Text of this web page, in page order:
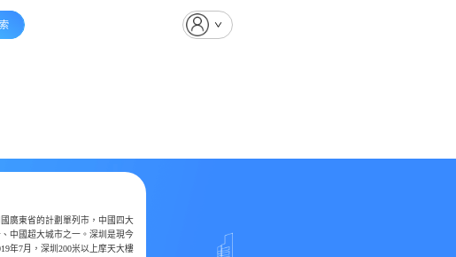
廣東省的計劃單列市，中國四大
中國超大城市之一。深圳是現今
年7月，深圳200米以上摩天大樓